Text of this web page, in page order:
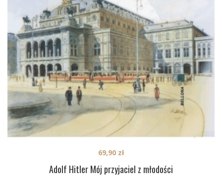
Adolf Hitler Mój przyjaciel z młodości
69,90 zł